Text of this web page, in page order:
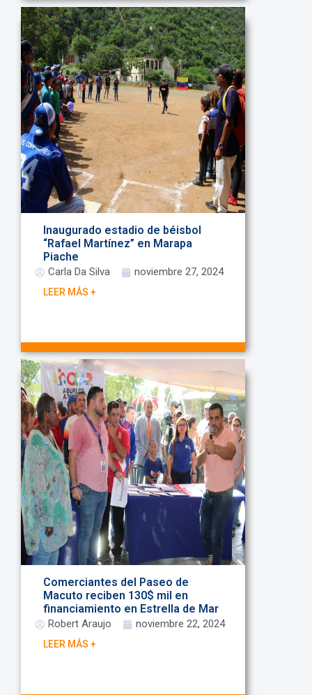
Inaugurado estadio de béisbol
“Rafael Martínez” en Marapa
Piache
Carla Da Silva noviembre 27, 2024
LEER MÁS +
Comerciantes del Paseo de
Macuto reciben 130$ mil en
financiamiento en Estrella de Mar
Robert Araujo noviembre 22, 2024
LEER MÁS +